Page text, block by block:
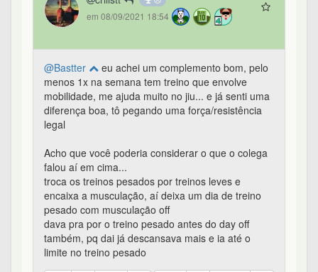
em 08/09/2021 18:54
@Bastter
eu achei um complemento bom, pelo
menos 1x na semana tem treino que envolve
mobilidade, me ajuda muito no jiu... e já senti uma
diferença boa, tô pegando uma força/resistência
legal
Acho que você poderia considerar o que o colega
falou aí em cima...
troca os treinos pesados por treinos leves e
encaixa a musculação, aí deixa um dia de treino
pesado com musculação off
dava pra por o treino pesado antes do day off
também, pq dai já descansava mais e ia até o
limite no treino pesado